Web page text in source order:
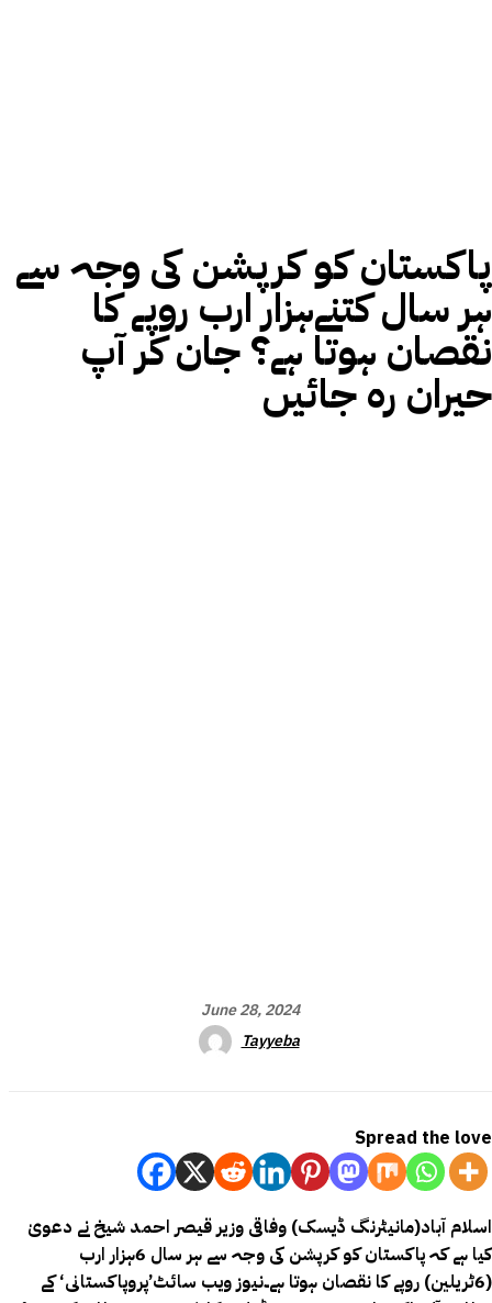
پاکستان کو کرپشن کی وجہ سے
ہر سال کتنےہزار ارب روپے کا
نقصان ہوتا ہے؟ جان کر آپ
حیران رہ جائیں
June 28, 2024
Tayyeba
Spread the love
اسلام آباد(مانیٹرنگ ڈیسک) وفاقی وزیر قیصر احمد شیخ نے دعویٰ
کیا ہے کہ پاکستان کو کرپشن کی وجہ سے ہر سال 6ہزار ارب
(6ٹریلین) روپے کا نقصان ہوتا ہے۔نیوز ویب سائٹ’پروپاکستانی‘ کے